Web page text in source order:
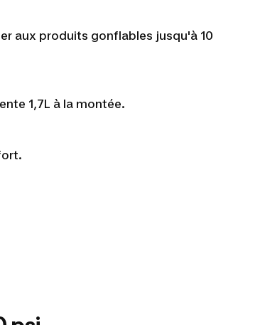
aux produits gonflables jusqu'à 10
1,7L à la montée.